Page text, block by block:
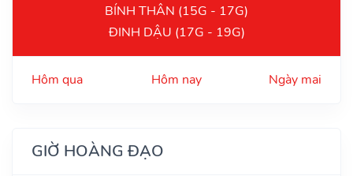
BÍNH THÂN (15G - 17G)
ĐINH DẬU (17G - 19G)
Hôm qua Hôm nay Ngày mai
GIỜ HOÀNG ĐẠO